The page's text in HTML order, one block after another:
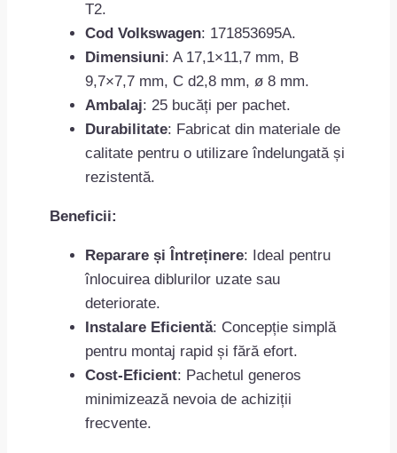
T2.
Cod Volkswagen: 171853695A.
Dimensiuni: A 17,1×11,7 mm, B
9,7×7,7 mm, C d2,8 mm, ø 8 mm.
Ambalaj: 25 bucăți per pachet.
Durabilitate: Fabricat din materiale de
calitate pentru o utilizare îndelungată și
rezistentă.
Beneficii:
Reparare și Întreținere: Ideal pentru
înlocuirea diblurilor uzate sau
deteriorate.
Instalare Eficientă: Concepție simplă
pentru montaj rapid și fără efort.
Cost-Eficient: Pachetul generos
minimizează nevoia de achiziții
frecvente.